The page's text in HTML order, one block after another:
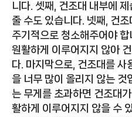
니다. 셋째, 건조대 내부에
줄 수도 있습니다. 넷째, 건
주기적으로 청소해주어야 합
원활하게 이루어지지 않아
다. 마지막으로, 건조대를 사
을 너무 많이 올리지 않는 것
는 무게를 초과하면 건조대
활하게 이루어지지 않을 수